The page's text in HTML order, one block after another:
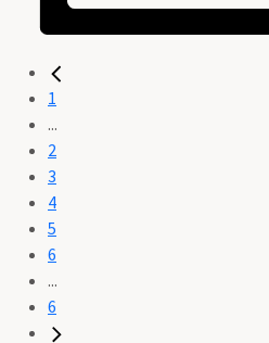
1
...
2
3
4
5
6
...
6